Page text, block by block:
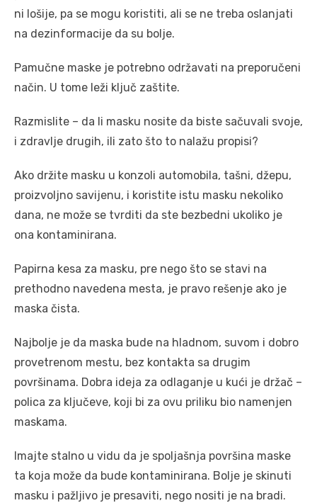
ni lošije, pa se mogu koristiti, ali se ne treba oslanjati
na dezinformacije da su bolje.
Pamučne maske je potrebno održavati na preporučeni
način. U tome leži ključ zaštite.
Razmislite – da li masku nosite da biste sačuvali svoje,
i zdravlje drugih, ili zato što to nalažu propisi?
Ako držite masku u konzoli automobila, tašni, džepu,
proizvoljno savijenu, i koristite istu masku nekoliko
dana, ne može se tvrditi da ste bezbedni ukoliko je
ona kontaminirana.
Papirna kesa za masku, pre nego što se stavi na
prethodno navedena mesta, je pravo rešenje ako je
maska čista.
Najbolje je da maska bude na hladnom, suvom i dobro
provetrenom mestu, bez kontakta sa drugim
površinama. Dobra ideja za odlaganje u kući je držač –
polica za ključeve, koji bi za ovu priliku bio namenjen
maskama.
Imajte stalno u vidu da je spoljašnja površina maske
ta koja može da bude kontaminirana. Bolje je skinuti
masku i pažljivo je presaviti, nego nositi je na bradi.